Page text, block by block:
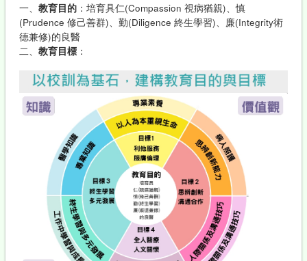
一、 教育目的：培育具仁(Compassion 視病猶親)、慎
(Prudence 修己善群)、勤(Diligence 終生學習)、廉(Integrity術
德兼修)的良醫
二、 教育目標：